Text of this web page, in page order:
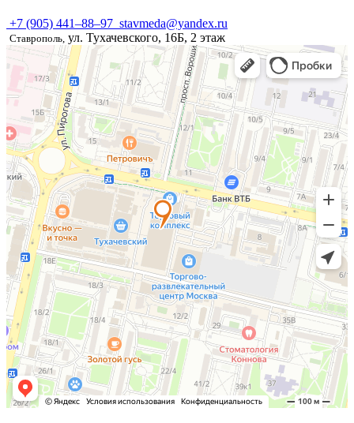
+7 (905) 441–88–97 stavmeda@yandex.ru
Ставрополь, ул. Тухачевского, 16Б, 2 этаж